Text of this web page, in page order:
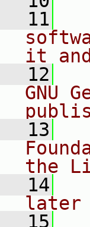
11
it
12
GNU
13
the
14
later
15